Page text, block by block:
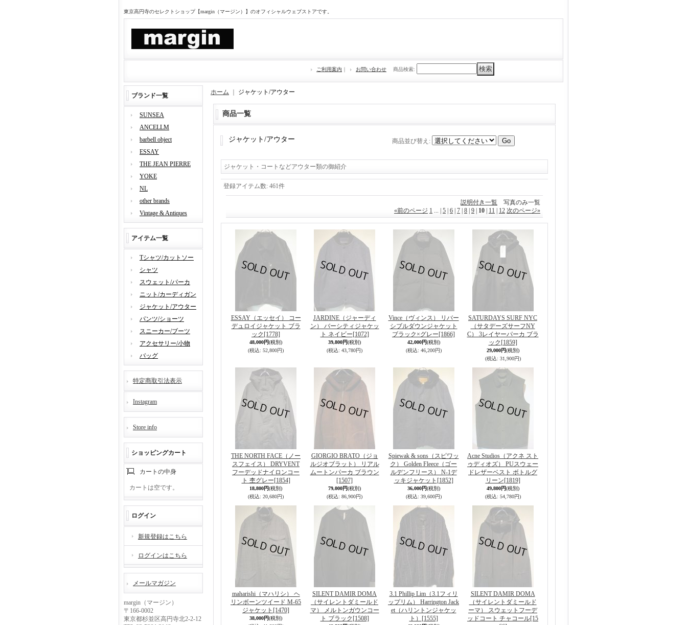
東京高円寺のセレクトショップ【margin（マージン）】のオフィシャルウェブストアです。
ご利用案内 ｜ お問い合わせ 商品検索:
ブランド一覧
SUNSEA
ANCELLM
barbell object
ESSAY
THE JEAN PIERRE
YOKE
NL
other brands
Vintage & Antiques
アイテム一覧
Tシャツ/カットソー
シャツ
スウェット/パーカ
ニット/カーディガン
ジャケット/アウター
パンツ/ショーツ
スニーカー/ブーツ
アクセサリー/小物
バッグ
特定商取引法表示
Instagram
Store info
ショッピングカート
カートの中身
カートは空です。
ログイン
新規登録はこちら
ログインはこちら
メールマガジン
margin（マージン）
〒166-0002
東京都杉並区高円寺北2-2-12
ホーム ジャケット/アウター
商品一覧
ジャケット/アウター 商品並び替え :
ジャケット・コートなどアウター類の御紹介
登録アイテム数: 461件
説明付き一覧 写真のみ一覧
«前のページ 1 ... 5 6 7 8 9 10 11 12 次のページ»
ESSAY（エッセイ） コー
デュロイジャケット ブラ
ック [1778]
48,000円(税別)
(税込: 52,800円)
JARDINE（ジャーディ
ン） バーシティジャケッ
ト ネイビー[1072]
39,800円(税別)
(税込: 43,780円)
Vince（ヴィンス） リバー
シブルダウンジャケット
ブラック×グレー[1866]
42,000円(税別)
(税込: 46,200円)
SATURDAYS SURF NYC
（サタデーズサーフNY
C） 3レイヤーパーカ ブラ
ック [1859]
29,000円(税別)
(税込: 31,900円)
THE NORTH FACE（ノー
スフェイス） DRYVENT
フーデッドナイロンコー
ト 杢グレー[1854]
18,800円(税別)
(税込: 20,680円)
GIORGIO BRATO（ジョ
ルジオブラット） リアル
ムートンパーカ ブラウン
[1507]
79,000円(税別)
(税込: 86,900円)
Spiewak & sons（スピワッ
ク） Golden Fleece（ゴー
ルデンフリース） N-1デ
ッキジャケット [1852]
36,000円(税別)
(税込: 39,600円)
Acne Studios（アクネ スト
ゥディオズ） PUスウェー
ドレザーベスト ボトルグ
リーン[1819]
49,800円(税別)
(税込: 54,780円)
maharishi（マハリシ） ヘ
リンボーンツイード M-65
ジャケット [1470]
38,000円(税別)
SILENT DAMIR DOMA
（サイレントダミールド
マ） メルトンガウンコー
ト ブラック [1508]
3.1 Phillip Lim（3.1フィリ
ップリム） Harrington Jack
et（ハリントンジャケッ
ト） [1555]
SILENT DAMIR DOMA
（サイレントダミールド
ーマ） スウェットフーデ
ッドコート チャコール[15